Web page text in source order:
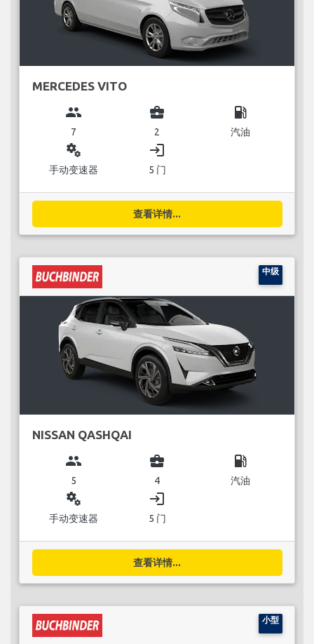
MERCEDES VITO
group
7
business_center
2
local_gas_station
汽油
miscellaneous_services
手动变速器
login
5 门
查看详情...
中级
NISSAN QASHQAI
group
5
business_center
4
local_gas_station
汽油
miscellaneous_services
手动变速器
login
5 门
查看详情...
小型